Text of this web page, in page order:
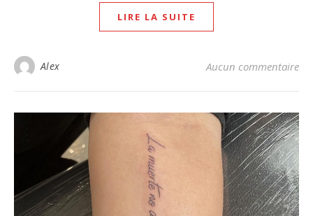
LIRE LA SUITE
Alex Aucun commentaire